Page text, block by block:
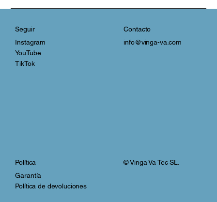
Seguir
Instagram
YouTube
TikTok
Contacto
info@vinga-va.com
Política
Garantía
Política de devoluciones
© Vinga Va Tec SL.